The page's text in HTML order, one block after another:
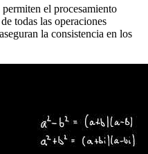
el procesamiento
todas las operaciones
la consistencia en los